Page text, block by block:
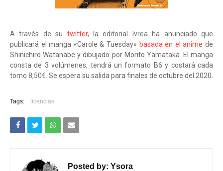
A través de su twitter, la editorial Ivrea ha anunciado que
publicará el manga «Carole & Tuesday» basada en el anime de
Shinichiro Watanabe y dibujado por Morito Yamataka. El manga
consta de 3 volúmenes, tendrá un formato B6 y costará cada
tomo 8,50€. Se espera su salida para finales de octubre del 2020.
Tags: licencias
Posted by: Ysora